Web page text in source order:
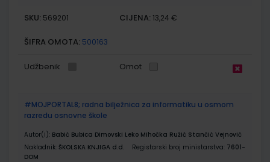
SKU: 569201 CIJENA: 13,24 €
ŠIFRA OMOTA: 500163
Udžbenik Omot
#MOJPORTAL8; radna bilježnica za informatiku u osmom
razredu osnovne škole
Autor(i): Babić Bubica Dimovski Leko Mihočka Ružić Stančić Vejnović
Nakladnik: ŠKOLSKA KNJIGA d.d. Registarski broj ministarstva: 7601-
DOM